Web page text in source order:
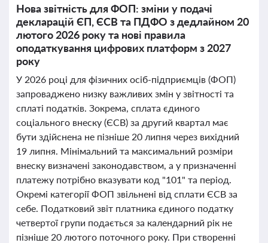
Нова звітність для ФОП: зміни у подачі
декларацій ЄП, ЄСВ та ПДФО з дедлайном 20
лютого 2026 року та нові правила
оподаткування цифрових платформ з 2027
року
У 2026 році для фізичних осіб-підприємців (ФОП)
запроваджено низку важливих змін у звітності та
сплаті податків. Зокрема, сплата єдиного
соціального внеску (ЄСВ) за другий квартал має
бути здійснена не пізніше 20 липня через вихідний
19 липня. Мінімальний та максимальний розміри
внеску визначені законодавством, а у призначенні
платежу потрібно вказувати код "101" та період.
Окремі категорії ФОП звільнені від сплати ЄСВ за
себе. Податковий звіт платника єдиного податку
четвертої групи подається за календарний рік не
пізніше 20 лютого поточного року. При створенні